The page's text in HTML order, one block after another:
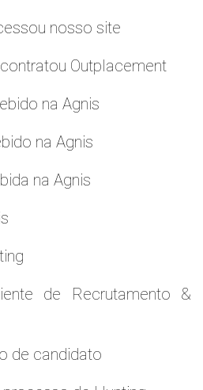
nosso site
Outplacement
na Agnis
na Agnis
na Agnis
de Recrutamento &
de candidato